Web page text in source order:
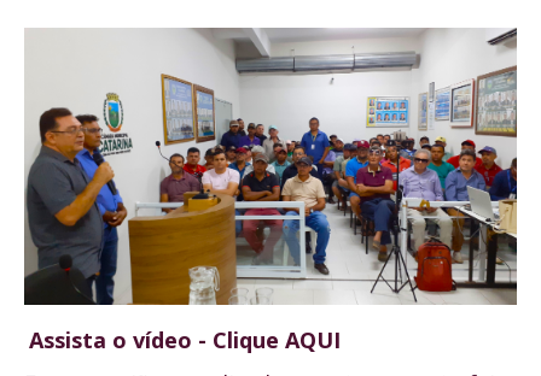
Assista o vídeo - Clique AQUI